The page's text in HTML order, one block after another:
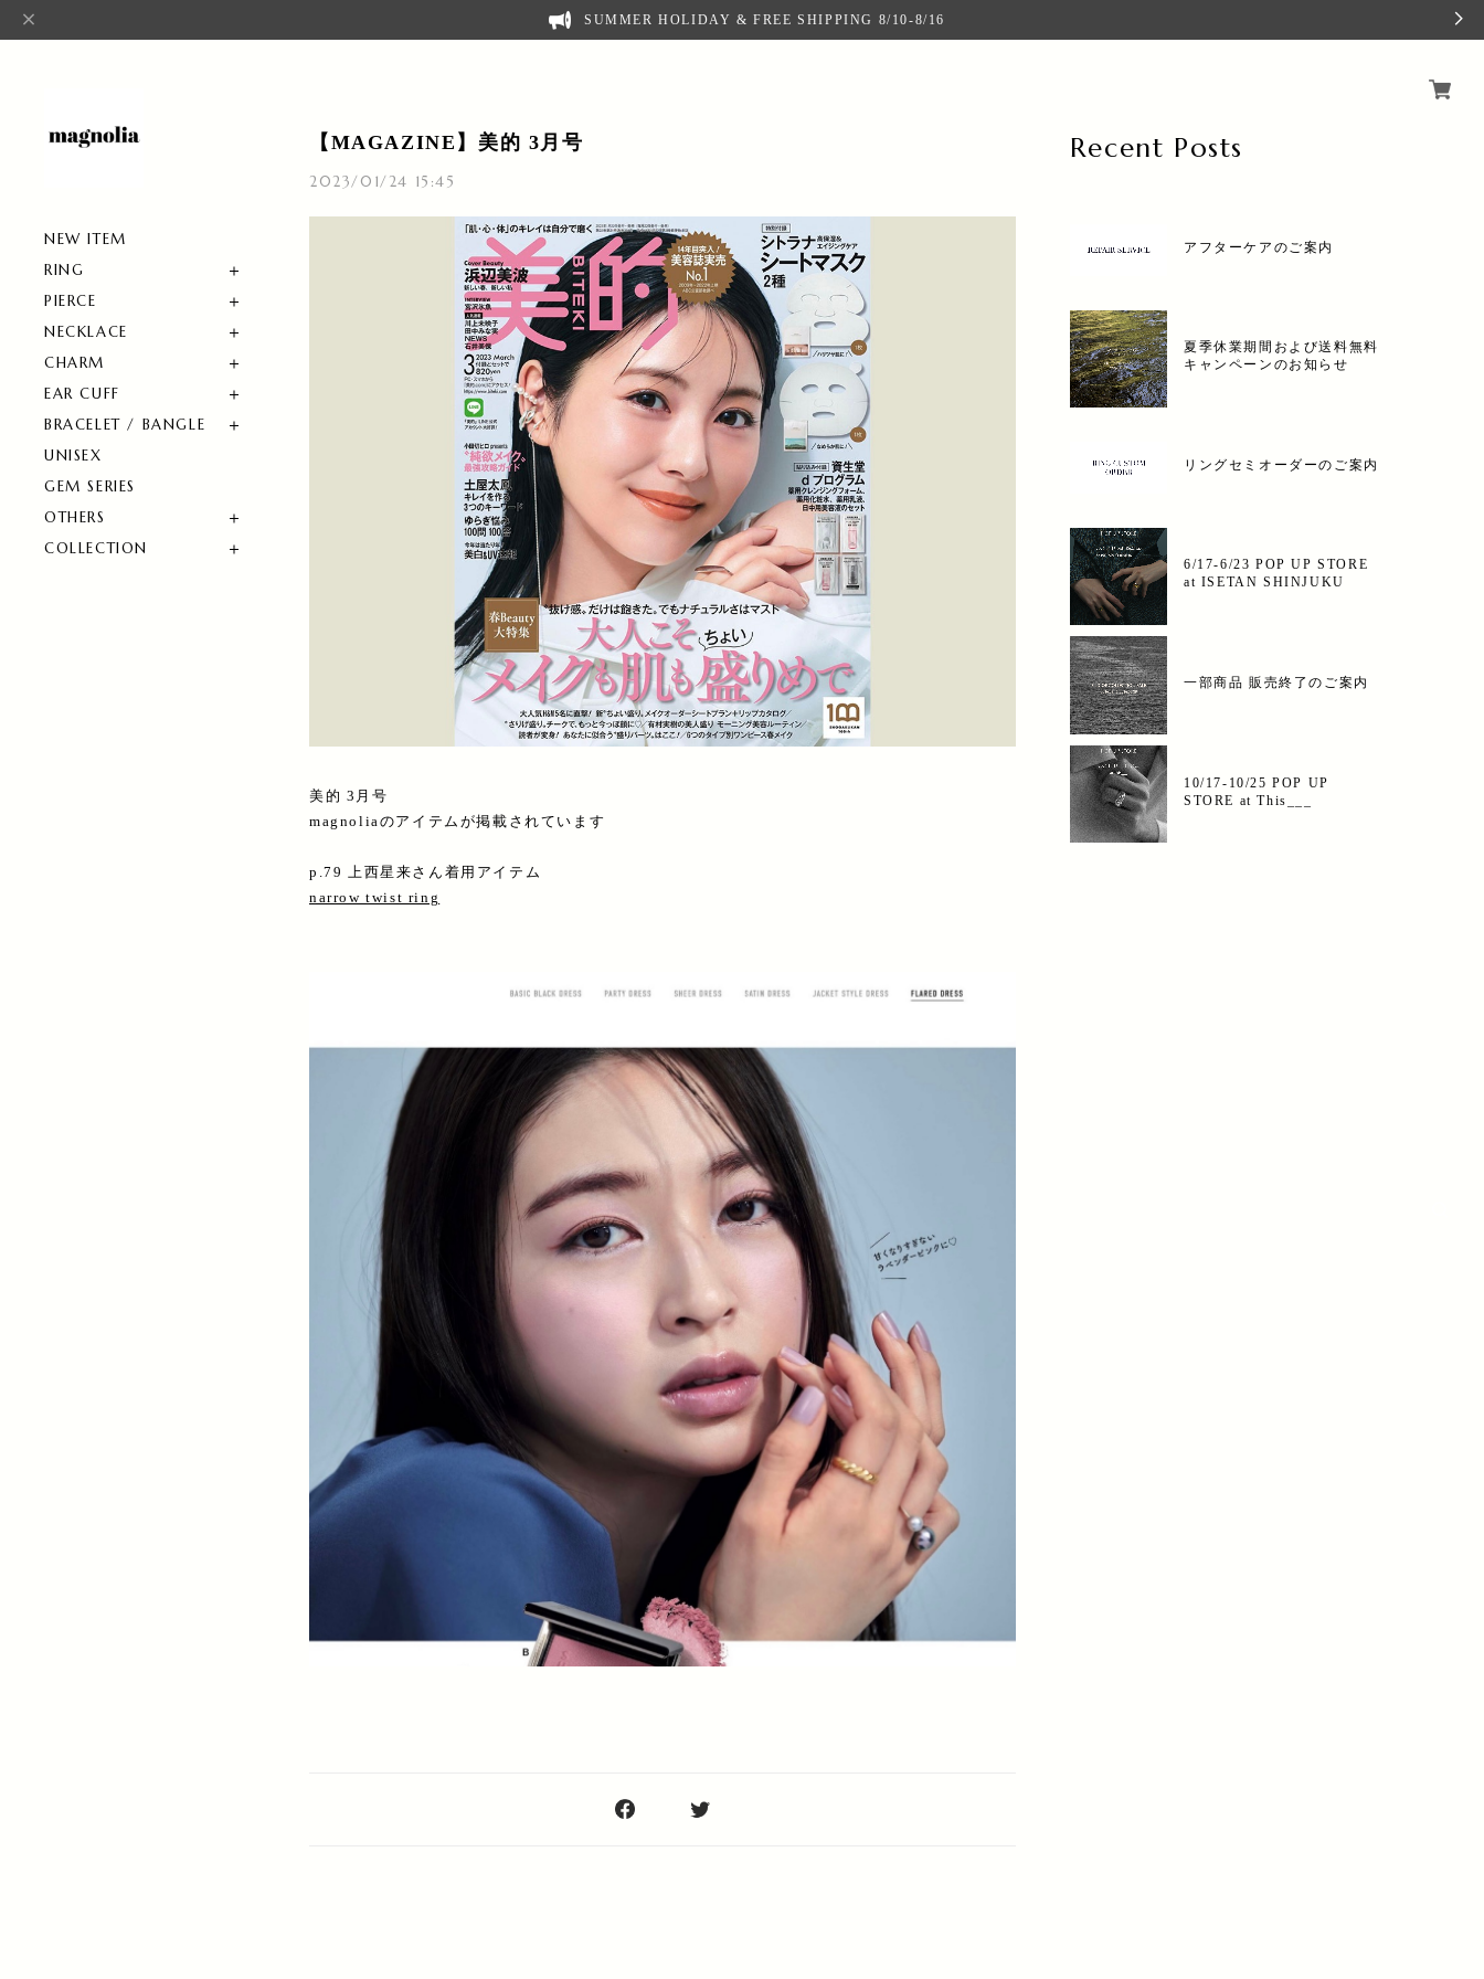
SUMMER HOLIDAY & FREE SHIPPING 8/10-8/16
NEW ITEM
RING
PIERCE
NECKLACE
CHARM
EAR CUFF
BRACELET / BANGLE
UNISEX
GEM SERIES
OTHERS
COLLECTION
【MAGAZINE】美的 3月号
2023/01/24 15:45
美的 3月号
magnoliaのアイテムが掲載されています
p.79 上西星来さん着用アイテム
narrow twist ring
Recent Posts
アフターケアのご案内
夏季休業期間および送料無料
キャンペーンのお知らせ
リングセミオーダーのご案内
6/17-6/23 POP UP STORE
at ISETAN SHINJUKU
一部商品 販売終了のご案内
10/17-10/25 POP UP
STORE at This___